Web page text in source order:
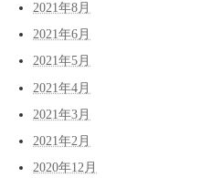
2021年8月
2021年6月
2021年5月
2021年4月
2021年3月
2021年2月
2020年12月